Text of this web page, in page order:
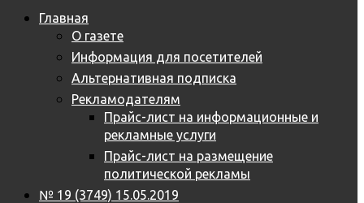
Главная
О газете
Информация для посетителей
Альтернативная подписка
Рекламодателям
Прайс-лист на информационные и
рекламные услуги
Прайс-лист на размещение
политической рекламы
№ 19 (3749) 15.05.2019